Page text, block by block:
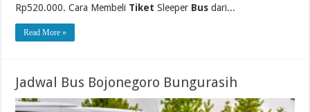
Rp520.000. Cara Membeli Tiket Sleeper Bus dari...
Read More »
Jadwal Bus Bojonegoro Bungurasih